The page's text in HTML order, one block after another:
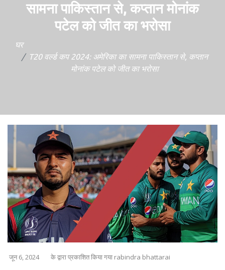
सामना पाकिस्तान से, कप्तान मोनांक
पटेल को जीत का भरोसा
घर
T20 वर्ल्ड कप 2024: अमेरिका का सामना पाकिस्तान से, कप्तान
मोनांक पटेल को जीत का भरोसा
जून 6, 2024 के द्वारा प्रकाशित किया गया rabindra bhattarai